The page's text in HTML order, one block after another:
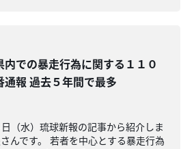
内での暴走行為に関する１１０
通報 過去５年間で最多
（水）琉球新報の記事から紹介しま
んです。 若者を中心とする暴走行為